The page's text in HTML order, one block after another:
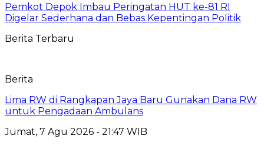
Pemkot Depok Imbau Peringatan HUT ke-81 RI
Digelar Sederhana dan Bebas Kepentingan Politik
Berita Terbaru
Berita
Lima RW di Rangkapan Jaya Baru Gunakan Dana RW
untuk Pengadaan Ambulans
Jumat, 7 Agu 2026 - 21:47 WIB